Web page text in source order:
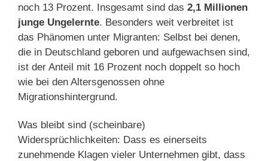
noch 13 Prozent. Insgesamt sind das 2,1 Millionen
junge Ungelernte. Besonders weit verbreitet ist
das Phänomen unter Migranten: Selbst bei denen,
die in Deutschland geboren und aufgewachsen sind,
ist der Anteil mit 16 Prozent noch doppelt so hoch
wie bei den Altersgenossen ohne
Migrationshintergrund.
Was bleibt sind (scheinbare)
Widersprüchlichkeiten: Dass es einerseits
zunehmende Klagen vieler Unternehmen gibt, dass